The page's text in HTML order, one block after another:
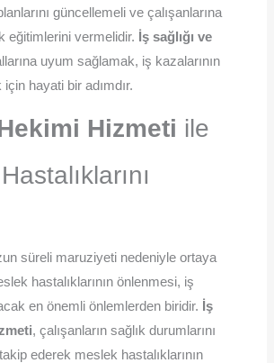
güncellemeli ve çalışanlarına
eğitimlerini vermelidir. İş sağlığı ve
uyum sağlamak, iş kazalarının
hayati bir adımdır.
Hizmeti ile
süreli maruziyeti nedeniyle ortaya
hastalıklarının önlenmesi, iş
en önemli önlemlerden biridir. İş
, çalışanların sağlık durumlarını
ederek meslek hastalıklarının